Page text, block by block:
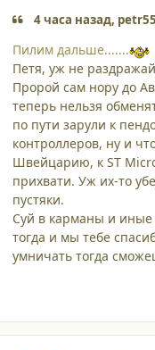
4 часа назад,
Пилим дальше.......
Петя, уж не
Пророй сам нору до
теперь нельзя
по пути зарули к
контроллеров, ну и
Швейцарию, к ST
прихвати. Уж их-то
пустяки.
Суй в карманы и иные
тогда и мы тебе
умничать тогда